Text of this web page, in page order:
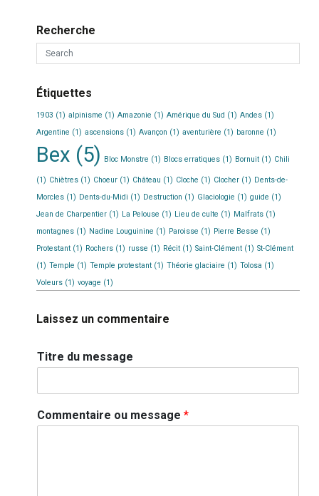
Recherche
Étiquettes
1903 (1) alpinisme (1) Amazonie (1) Amérique du Sud (1) Andes(1)
Argentine (1) ascensions(1) Avançon (1) aventurière (1) baronne (1)
Bex (5) Bloc Monstre (1) Blocs erratiques(1) Bornuit(1) Chili
(1) Chiètres(1) Choeur(1) Château (1) Cloche (1) Clocher(1) Dents-de-
Morcles(1) Dents-du-Midi (1) Destruction (1) Glaciologie (1) guide (1)
Jean de Charpentier(1) La Pelouse (1) Lieu de culte (1) Malfrats(1)
montagnes(1) Nadine Louguinine (1) Paroisse (1) Pierre Besse (1)
Protestant(1) Rochers(1) russe (1) Récit(1) Saint-Clément(1) St-Clément
(1) Temple (1) Temple protestant(1) Théorie glaciaire (1) Tolosa (1)
Voleurs(1) voyage (1)
Laissez un commentaire
Titre du message
Commentaire ou message *